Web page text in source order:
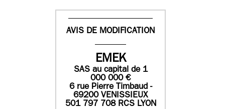
AVIS DE MODIFICATION
EMEK
SASau capital de 1
000 000€
6 rue Pierre Timbaud -
69200 VENISSIEUX
501 797 708 RCS LYON